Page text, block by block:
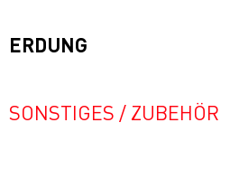
ERDUNG
SONSTIGES / ZUBEHÖR